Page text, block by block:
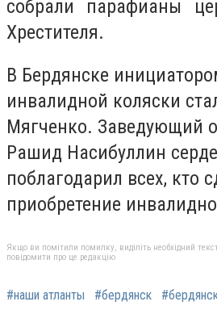
собрали парафианы
Хрестителя.
В Бердянске
инвалидной коляски
Мягченко. Заведующий
Рашид Насибуллин
поблагодарил всех, кто
приобретение
Якщо ви помітили помилку, виділіть необхідний
повідомити про це редакцію
#наши атланты #бердянск